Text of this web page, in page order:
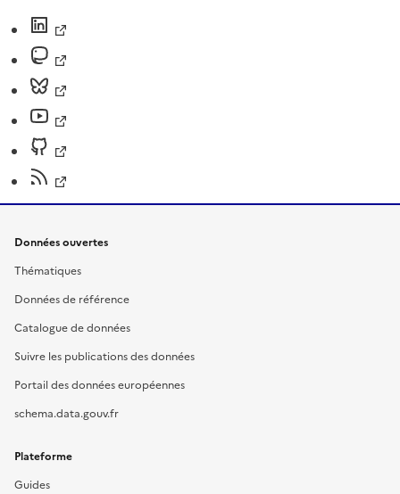
Données ouvertes
Thématiques
Données de référence
Catalogue de données
Suivre les publications des données
Portail des données européennes
schema.data.gouv.fr
Plateforme
Guides